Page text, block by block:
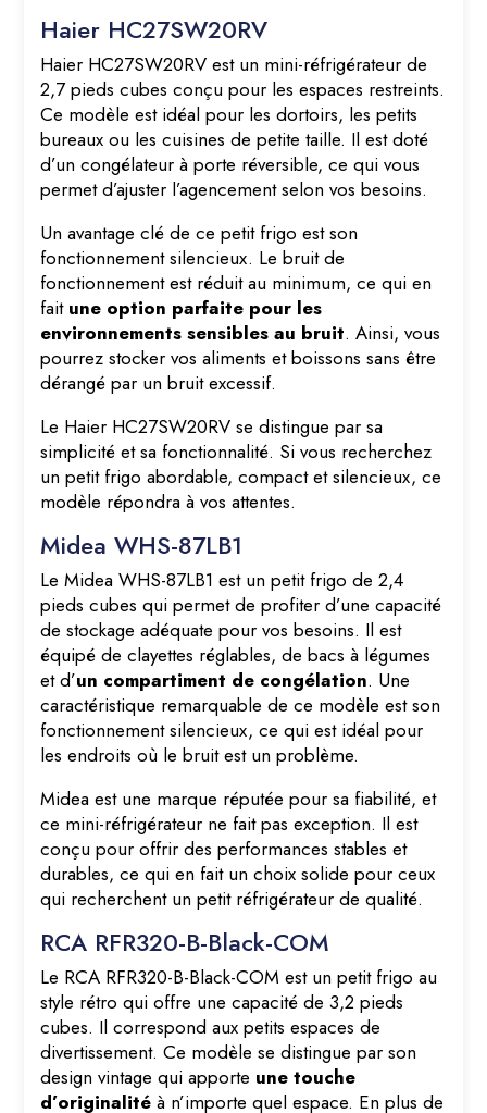
Haier HC27SW20RV
Haier HC27SW20RV est un mini-réfrigérateur de
2,7 pieds cubes conçu pour les espaces restreints.
Ce modèle est idéal pour les dortoirs, les petits
bureaux ou les cuisines de petite taille. Il est doté
d’un congélateur à porte réversible, ce qui vous
permet d’ajuster l’agencement selon vos besoins.
Un avantage clé de ce petit frigo est son
fonctionnement silencieux. Le bruit de
fonctionnement est réduit au minimum, ce qui en
fait une option parfaite pour les
environnements sensibles au bruit. Ainsi, vous
pourrez stocker vos aliments et boissons sans être
dérangé par un bruit excessif.
Le Haier HC27SW20RV se distingue par sa
simplicité et sa fonctionnalité. Si vous recherchez
un petit frigo abordable, compact et silencieux, ce
modèle répondra à vos attentes.
Midea WHS-87LB1
Le Midea WHS-87LB1 est un petit frigo de 2,4
pieds cubes qui permet de profiter d’une capacité
de stockage adéquate pour vos besoins. Il est
équipé de clayettes réglables, de bacs à légumes
et d’un compartiment de congélation. Une
caractéristique remarquable de ce modèle est son
fonctionnement silencieux, ce qui est idéal pour
les endroits où le bruit est un problème.
Midea est une marque réputée pour sa fiabilité, et
ce mini-réfrigérateur ne fait pas exception. Il est
conçu pour offrir des performances stables et
durables, ce qui en fait un choix solide pour ceux
qui recherchent un petit réfrigérateur de qualité.
RCA RFR320-B-Black-COM
Le RCA RFR320-B-Black-COM est un petit frigo au
style rétro qui offre une capacité de 3,2 pieds
cubes. Il correspond aux petits espaces de
divertissement. Ce modèle se distingue par son
design vintage qui apporte une touche
d’originalitéà n’importe quel espace. En plus de